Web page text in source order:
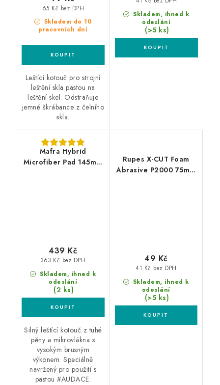
Skladem do 10
pracovních dní
65 Kč bez DPH
Leštící kotouč pro strojní
leštění skla pastou na
leštění skel. Odstraňuje
jemné škrábance z čelního
skla.
Skladem, ihned k
odeslání
(>5 ks)
Mafra Hybrid
Microfiber Pad 145mm
Skladem, ihned k
odeslání
(2 ks)
363 Kč bez DPH
439 Kč
Silný leštící kotouč z tuhé
pěny a mikrovlákna s
vysokým brusným
výkonem. Speciálně
navržený pro použití s
pastou #AUDACE.
Rupes X-CUT Foam
Abrasive P2000 75mm
Skladem, ihned k
odeslání
(>5 ks)
41 Kč bez DPH
49 Kč